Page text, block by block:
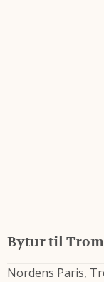
Bytur til
Nordens Paris,